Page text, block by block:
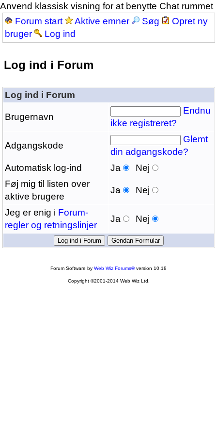
Anvend klassisk visning for at benytte Chat rummet
Forum start
Aktive emner Søg
Opret ny
bruger
Log ind
Log ind i Forum
Log ind i Forum
Brugernavn
Endnu
ikke registreret?
Adgangskode
Glemt
din adgangskode?
Automatisk log-ind
Ja
Nej
Føj mig til listen over
aktive brugere
Ja Nej
Jeg er enig i Forum-
regler og retningslinjer
Ja Nej
Forum Software by Web Wiz Forums®version 10.18
Copyright ©2001-2014 Web Wiz Ltd.